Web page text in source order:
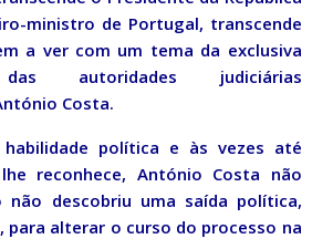
ministro de Portugal, transcende
a ver com um tema da exclusiva
das autoridades judiciárias
Costa.
política e às vezes até
reconhece, António Costa não
não descobriu uma saída política,
para alterar o curso do processo na